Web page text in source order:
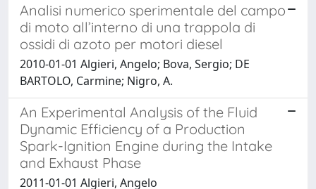
Analisi numerico sperimentale del campo
di moto all’interno di una trappola di
ossidi di azoto per motori diesel
2010-01-01 Algieri, Angelo; Bova, Sergio; DE
BARTOLO, Carmine; Nigro, A.
An Experimental Analysis of the Fluid
Dynamic Efficiency of a Production
Spark-Ignition Engine during the Intake
and Exhaust Phase
2011-01-01 Algieri, Angelo